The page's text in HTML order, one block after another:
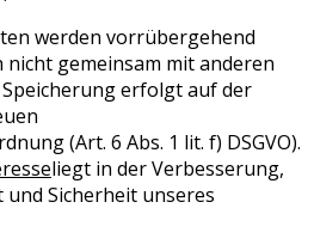
werden vorrübergehend
nicht gemeinsam mit anderen
erfolgt auf der
(Art. 6 Abs. 1 lit. f) DSGVO).
liegt in der Verbesserung,
Sicherheit unseres